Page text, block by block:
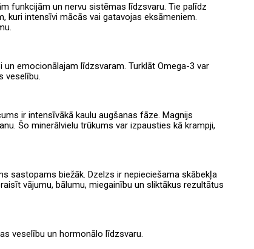
funkcijām un nervu sistēmas līdzsvaru. Tie palīdz
intensīvi mācās vai gatavojas eksāmeniem.
emocionālajam līdzsvaram. Turklāt Omega-3 var
ir intensīvākā kaulu augšanas fāze. Magnijs
Šo minerālvielu trūkums var izpausties kā krampji,
sastopams biežāk. Dzelzs ir nepieciešama skābekļa
vājumu, bālumu, miegainību un sliktākus rezultātus
veselību un hormonālo līdzsvaru.